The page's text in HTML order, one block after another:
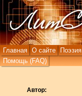
Главная О сайте Поэзия
Помощь (FAQ)
Автор: